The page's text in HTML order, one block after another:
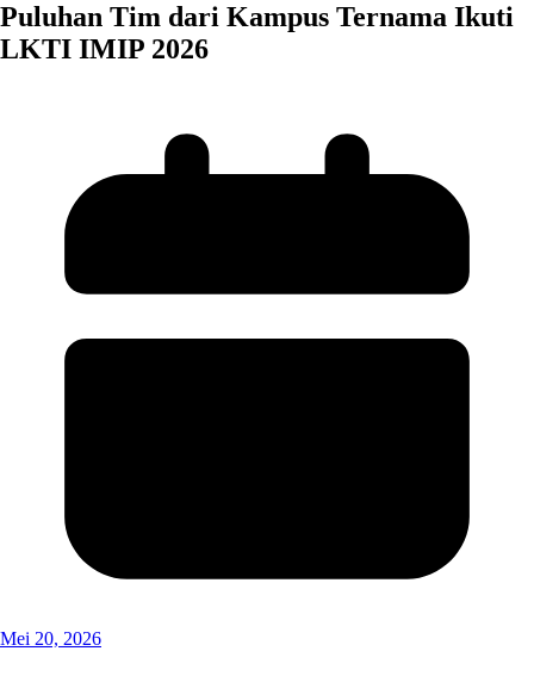
Puluhan Tim dari Kampus Ternama Ikuti
LKTI IMIP 2026
Mei 20, 2026